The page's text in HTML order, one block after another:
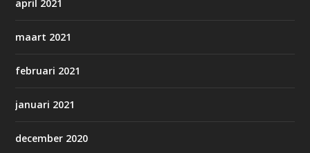
april 2021
maart 2021
februari 2021
januari 2021
december 2020